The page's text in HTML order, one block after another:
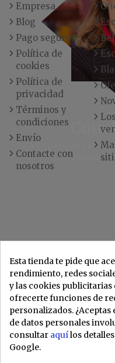
"Cada pedido
de compromiso
Empresa
Blog
Pago seguro
Política de
cookies
Política de
privacidad
Términos y
condiciones
Envío
Contacte con
nosotros
Esta tienda te pide que
rendimiento, redes
y las cookies
ofrecerte funciones de
personalizados.
de datos personales
consultar aquílos
Google.